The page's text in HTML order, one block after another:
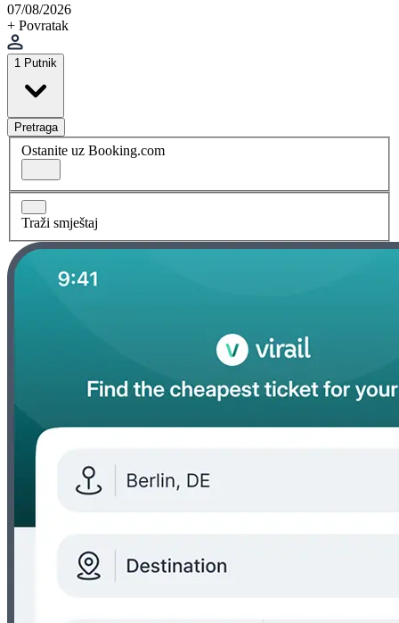
07/08/2026
+ Povratak
1 Putnik
Pretraga
Ostanite uz Booking.com
Traži smještaj